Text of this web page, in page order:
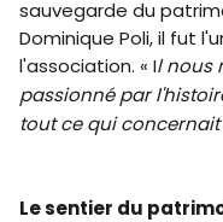
sauvegarde du
Dominique Poli, il fut
l'association. « Il nous
passionné par
tout ce qui
Le sentier du